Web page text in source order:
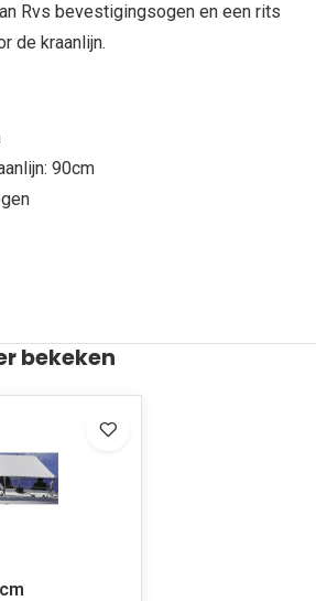
Rvs bevestigingsogen en een rits
de kraanlijn.
90cm
bekeken